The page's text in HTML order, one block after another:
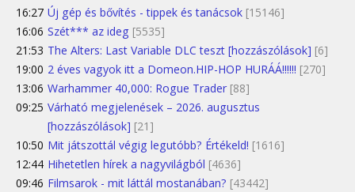
16:27 Új gép és bővítés - tippek és tanácsok [15146]
16:06 Szét*** az ideg [5535]
21:53 The Alters: Last Variable DLC teszt [hozzászólások] [6]
19:00 2 éves vagyok itt a Domeon.HIP-HOP HURÁÁ!!!!!! [270]
13:06 Warhammer 40,000: Rogue Trader [88]
09:25 Várható megjelenések – 2026. augusztus
[hozzászólások] [21]
10:50 Mit játszottál végig legutóbb? Értékeld! [1616]
12:44 Hihetetlen hírek a nagyvilágból [4636]
09:46 Filmsarok - mit láttál mostanában? [43442]